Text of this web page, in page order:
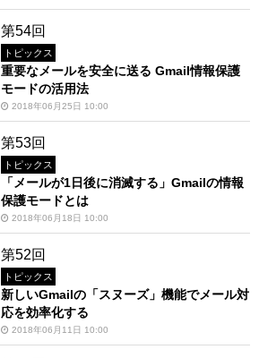
第54回
トピックス
重要なメールを安全に送る Gmail情報保護
モードの活用法
2018年06月25日 10:00
第53回
トピックス
「メールが1日後に消滅する」Gmailの情報
保護モードとは
2018年06月18日 10:00
第52回
トピックス
新しいGmailの「スヌーズ」機能でメール対
応を効率化する
2018年06月11日 10:00